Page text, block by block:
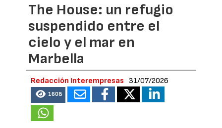
The House: un refugio
suspendido entre el
cielo y el mar en
Marbella
Redacción Interempresas 31/07/2026
1608